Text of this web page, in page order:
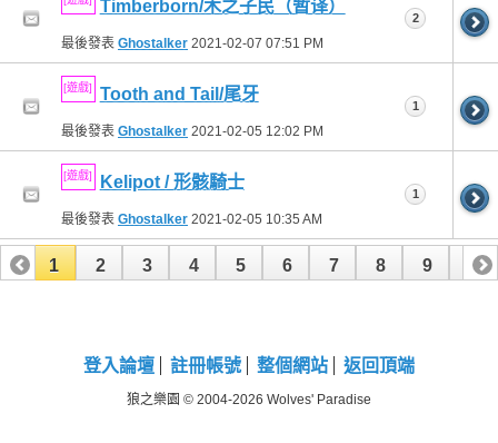
Timberborn/木之子民（暂译）
最後發表 Ghostalker 2021-02-07 07:51 PM
2
[遊戲] Tooth and Tail/尾牙
最後發表 Ghostalker 2021-02-05 12:02 PM
1
[遊戲] Kelipot / 形骸騎士
最後發表 Ghostalker 2021-02-05 10:35 AM
1
1 2 3 4 5 6 7 8 9 10
22 23 24 25 26
登入論壇 註冊帳號 整個網站 返回頂端
狼之樂園 © 2004-2026 Wolves' Paradise